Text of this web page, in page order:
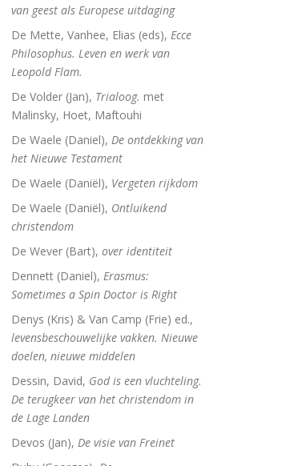
van geest als Europese uitdaging
De Mette, Vanhee, Elias (eds), Ecce
Philosophus. Leven en werk van
Leopold Flam.
De Volder (Jan), Trialoog. met
Malinsky, Hoet, Maftouhi
De Waele (Daniel), De ontdekking van
het Nieuwe Testament
De Waele (Daniël), Vergeten rijkdom
De Waele (Daniël), Ontluikend
christendom
De Wever (Bart), over identiteit
Dennett (Daniel), Erasmus:
Sometimes a Spin Doctor is Right
Denys (Kris) & Van Camp (Frie) ed.,
levensbeschouwelijke vakken. Nieuwe
doelen, nieuwe middelen
Dessin, David, God is een vluchteling.
De terugkeer van het christendom in
de Lage Landen
Devos (Jan), De visie van Freinet